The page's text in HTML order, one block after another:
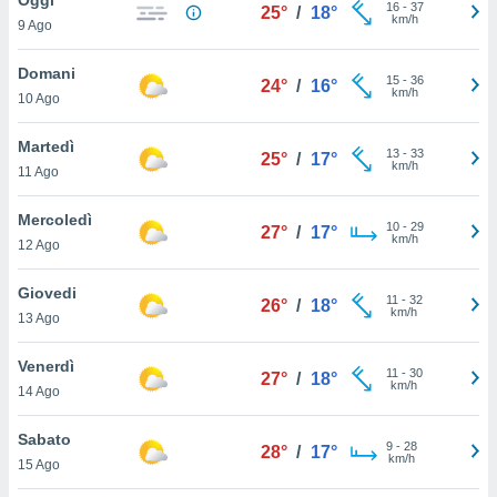
è
al sito
di
ci
di
il
un
la
nella
9 Ago
25° / 18° 16- 37
km/h
Domani
10 Ago
24° / 16° 15- 36
km/h
Martedì
11 Ago
25° / 17° 13- 33
km/h
Mercoledì
12 Ago
27° / 17° 10- 29
km/h
Giovedi
13 Ago
26° / 18° 11 - 32
km/h
Venerdì
14 Ago
27° / 18° 11 - 30
km/h
Sabato
15 Ago
28° / 17° 9- 28
km/h